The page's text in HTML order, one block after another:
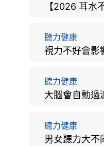
聽力健康
聽力健康
聽力健康